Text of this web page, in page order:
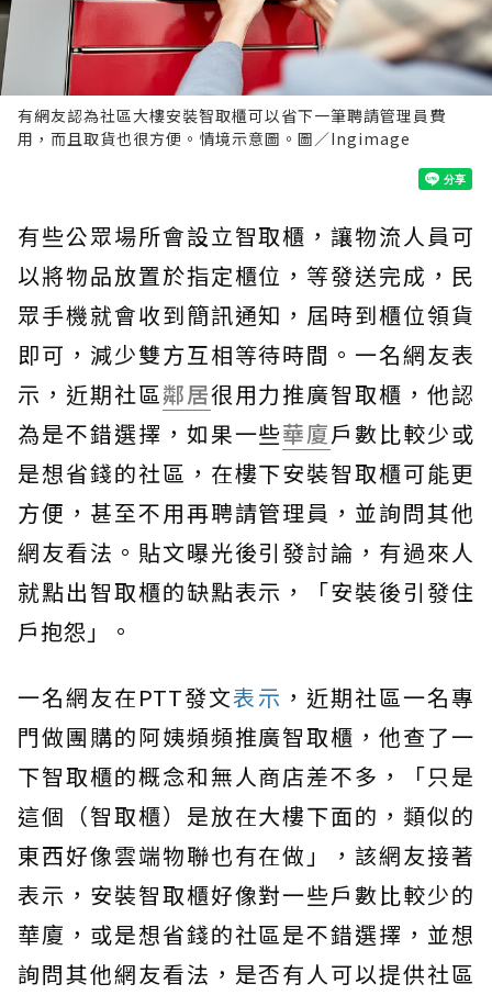
有網友認為社區大樓安裝智取櫃可以省下一筆聘請管理員費
用，而且取貨也很方便。情境示意圖。圖／Ingimage
有些公眾場所會設立智取櫃，讓物流人員可
以將物品放置於指定櫃位，等發送完成，民
眾手機就會收到簡訊通知，屆時到櫃位領貨
即可，減少雙方互相等待時間。一名網友表
示，近期社區鄰居很用力推廣智取櫃，他認
為是不錯選擇，如果一些華廈戶數比較少或
是想省錢的社區，在樓下安裝智取櫃可能更
方便，甚至不用再聘請管理員，並詢問其他
網友看法。貼文曝光後引發討論，有過來人
就點出智取櫃的缺點表示，「安裝後引發住
戶抱怨」。
一名網友在PTT發文表示 ，近期社區一名專
門做團購的阿姨頻頻推廣智取櫃，他查了一
下智取櫃的概念和無人商店差不多，「只是
這個（智取櫃）是放在大樓下面的，類似的
東西好像雲端物聯也有在做」，該網友接著
表示，安裝智取櫃好像對一些戶數比較少的
華廈，或是想省錢的社區是不錯選擇，並想
詢問其他網友看法，是否有人可以提供社區